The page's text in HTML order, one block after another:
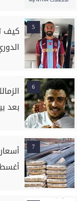
5
كيف
6
بعد
7
أغسطس